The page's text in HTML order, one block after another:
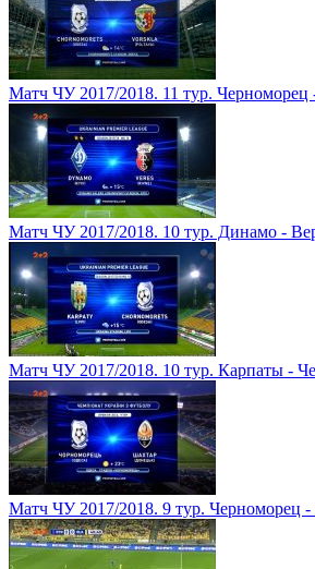
Матч ЧУ 2017/2018. 11 тур. Черноморец
Матч ЧУ 2017/2018. 10 тур. Динамо -
Матч ЧУ 2017/2018. 10 тур. Карпаты -
Матч ЧУ 2017/2018. 9 тур. Черноморец